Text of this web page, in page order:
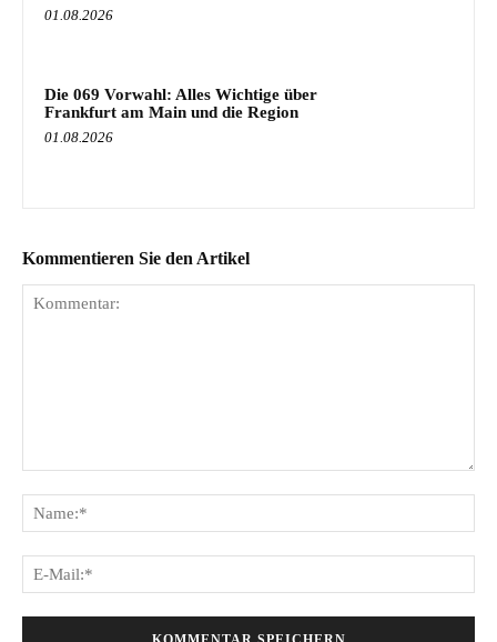
01.08.2026
Die 069 Vorwahl: Alles Wichtige über
Frankfurt am Main und die Region
01.08.2026
Kommentieren Sie den Artikel